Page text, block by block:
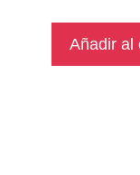
Añadir al